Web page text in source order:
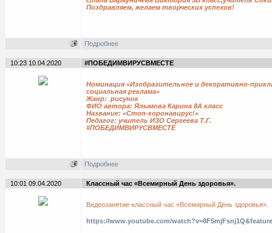
Поздравляем, желаем творческих успехов!
Подробнее
10:23 10.04.2020 #ПОБЕДИМВИРУСВМЕСТЕ
Номинация «Изобразительное и декоративно-
социальная реклама»
Жанр: рисунок
ФИО автора: Ялымова Карина 8А класс
Название: «Стоп-коронавирус!»
Педагог: учитель ИЗО Сергеева Т.Г.
#ПОБЕДИМВИРУСВМЕСТЕ
Подробнее
10:01 09.04.2020 Классный час «Всемирный День здоровья».
Видеозанятие-классный час «Всемирный День здоровья».
https://www.youtube.com/